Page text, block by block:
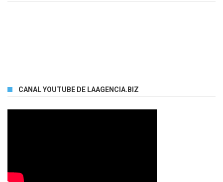
CANAL YOUTUBE DE LAAGENCIA.BIZ